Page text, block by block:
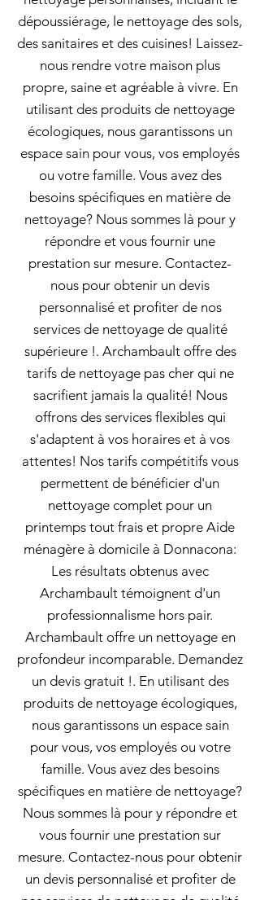
dépoussiérage, le nettoyage des sols,
des sanitaires et des cuisines! Laissez-
nous rendre votre maison plus
propre, saine et agréable à vivre. En
utilisant des produits de nettoyage
écologiques, nous garantissons un
espace sain pour vous, vos employés
ou votre famille. Vous avez des
besoins spécifiques en matière de
nettoyage? Nous sommes là pour y
répondre et vous fournir une
prestation sur mesure. Contactez-
nous pour obtenir un devis
personnalisé et profiter de nos
services de nettoyage de qualité
supérieure !. Archambault offre des
tarifs de nettoyage pas cher qui ne
sacrifient jamais la qualité! Nous
offrons des services flexibles qui
s'adaptent à vos horaires et à vos
attentes! Nos tarifs compétitifs vous
permettent de bénéficier d'un
nettoyage complet pour un
printemps tout frais et propre Aide
ménagère à domicile à Donnacona:
Les résultats obtenus avec
Archambault témoignent d'un
professionnalisme hors pair.
Archambault offre un nettoyage en
profondeur incomparable. Demandez
un devis gratuit !. En utilisant des
produits de nettoyage écologiques,
nous garantissons un espace sain
pour vous, vos employés ou votre
famille. Vous avez des besoins
spécifiques en matière de nettoyage?
Nous sommes là pour y répondre et
vous fournir une prestation sur
mesure. Contactez-nous pour obtenir
un devis personnalisé et profiter de